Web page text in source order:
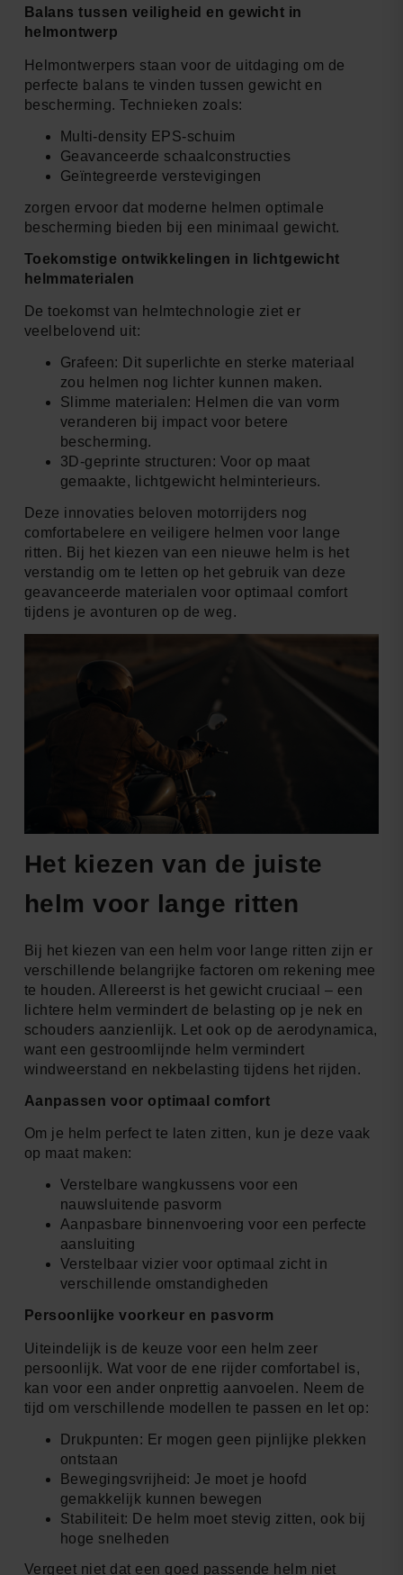
Balans tussen veiligheid en gewicht in
helmontwerp
Helmontwerpers staan voor de uitdaging om de
perfecte balans te vinden tussen gewicht en
bescherming. Technieken zoals:
Multi-density EPS-schuim
Geavanceerde schaalconstructies
Geïntegreerde verstevigingen
zorgen ervoor dat moderne helmen optimale
bescherming bieden bij een minimaal gewicht.
Toekomstige ontwikkelingen in lichtgewicht
helmmaterialen
De toekomst van helmtechnologie ziet er
veelbelovend uit:
Grafeen: Dit superlichte en sterke materiaal
zou helmen nog lichter kunnen maken.
Slimme materialen: Helmen die van vorm
veranderen bij impact voor betere
bescherming.
3D-geprinte structuren: Voor op maat
gemaakte, lichtgewicht helminterieurs.
Deze innovaties beloven motorrijders nog
comfortabelere en veiligere helmen voor lange
ritten. Bij het kiezen van een nieuwe helm is het
verstandig om te letten op het gebruik van deze
geavanceerde materialen voor optimaal comfort
tijdens je avonturen op de weg.
Het kiezen van de juiste
helm voor lange ritten
Bij het kiezen van een helm voor lange ritten zijn er
verschillende belangrijke factoren om rekening mee
te houden. Allereerst is het gewicht cruciaal – een
lichtere helm vermindert de belasting op je nek en
schouders aanzienlijk. Let ook op de aerodynamica,
want een gestroomlijnde helm vermindert
windweerstand en nekbelasting tijdens het rijden.
Aanpassen voor optimaal comfort
Om je helm perfect te laten zitten, kun je deze vaak
op maat maken:
Verstelbare wangkussens voor een
nauwsluitende pasvorm
Aanpasbare binnenvoering voor een perfecte
aansluiting
Verstelbaar vizier voor optimaal zicht in
verschillende omstandigheden
Persoonlijke voorkeur en pasvorm
Uiteindelijk is de keuze voor een helm zeer
persoonlijk. Wat voor de ene rijder comfortabel is,
kan voor een ander onprettig aanvoelen. Neem de
tijd om verschillende modellen te passen en let op:
Drukpunten: Er mogen geen pijnlijke plekken
ontstaan
Bewegingsvrijheid: Je moet je hoofd
gemakkelijk kunnen bewegen
Stabiliteit: De helm moet stevig zitten, ook bij
hoge snelheden
Vergeet niet dat een goed passende helm niet